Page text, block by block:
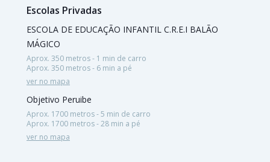
Escolas Privadas
ESCOLA DE EDUCAÇÃO INFANTIL C.R.E.I BALÃO
MÁGICO
Aprox. 350 metros - 1 min de carro
Aprox. 350 metros - 6 min a pé
ver no mapa
Objetivo Peruibe
Aprox. 1700 metros - 5 min de carro
Aprox. 1700 metros - 28 min a pé
ver no mapa